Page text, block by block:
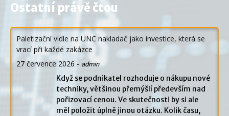
Ostatní právě čtou
Paletizační vidle na UNC nakladač jako investice, která se
vrací při každé zakázce
27 července 2026 - admin
Když se podnikatel rozhoduje o nákupu nové
techniky, většinou přemýšlí především nad
pořizovací cenou. Ve skutečnosti by si ale
měl položit úplně jinou otázku. Kolik času,